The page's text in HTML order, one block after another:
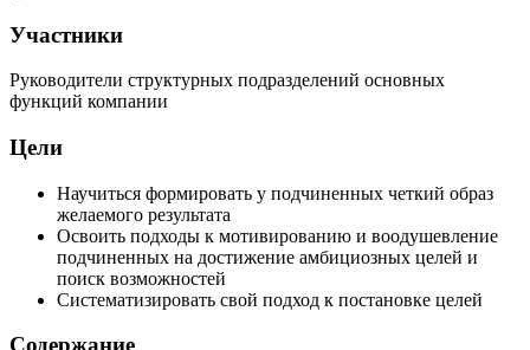
Участники
Руководители структурных подразделений основных
функций компании
Цели
Научиться формировать у подчиненных четкий образ
желаемого результата
Освоить подходы к мотивированию и воодушевление
подчиненных на достижение амбициозных целей и
поиск возможностей
Систематизировать свой подход к постановке целей